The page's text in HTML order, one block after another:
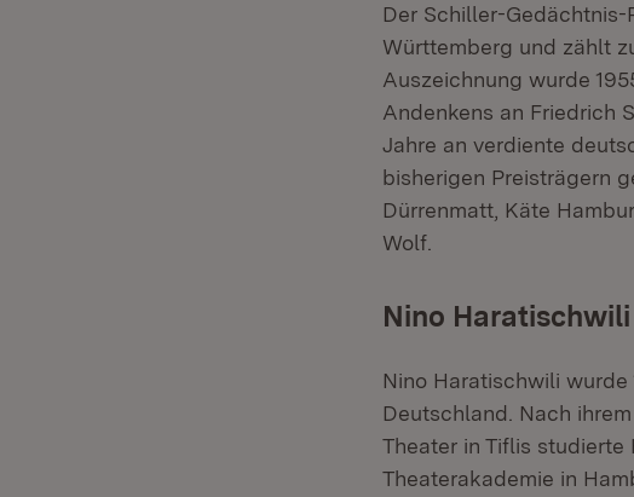
Der Schiller-
Württemberg und zählt
Auszeichnung wurde
Andenkens an Friedrich
Jahre an verdiente
bisherigen Preisträgern
Dürrenmatt, Käte
Wolf.
Nino Haratischwili
Nino Haratischwili wurde
Deutschland. Nach
Theater in Tiflis
Theaterakademie in